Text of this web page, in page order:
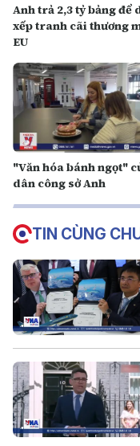
Anh trả 2,3 tỷ bảng để
xếp tranh cãi thương
EU
"Văn hóa bánh ngọt"
dân công sở Anh
TIN CÙNG